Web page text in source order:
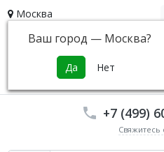
Москва
Ваш город — Москва?
+7 (499)
Свяжитесь